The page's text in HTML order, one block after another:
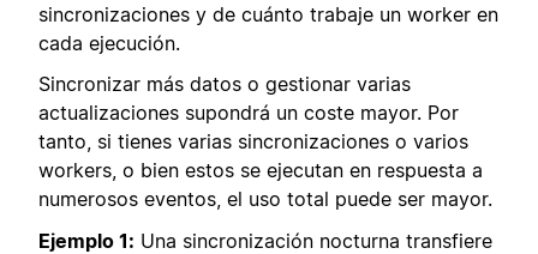
sincronizaciones y de cuánto trabaje un worker en
cada ejecución.
Sincronizar más datos o gestionar varias
actualizaciones supondrá un coste mayor. Por
tanto, si tienes varias sincronizaciones o varios
workers, o bien estos se ejecutan en respuesta a
numerosos eventos, el uso total puede ser mayor.
Ejemplo 1: Una sincronización nocturna transfiere